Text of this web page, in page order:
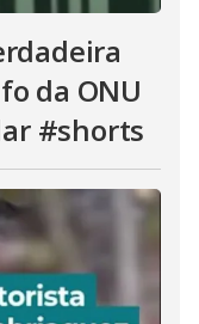
da ONU
#shorts